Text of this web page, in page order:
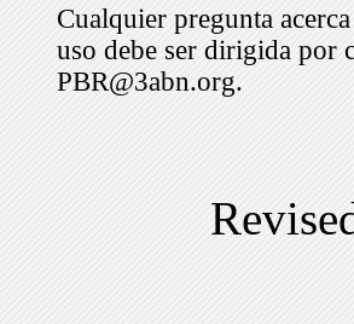
Cualquier pregunta
uso debe ser dirigida por
PBR@3abn.org.